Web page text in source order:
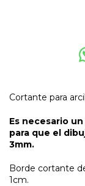
Cortante para
Es necesario
para que el
3mm.
Borde cortante
1cm.